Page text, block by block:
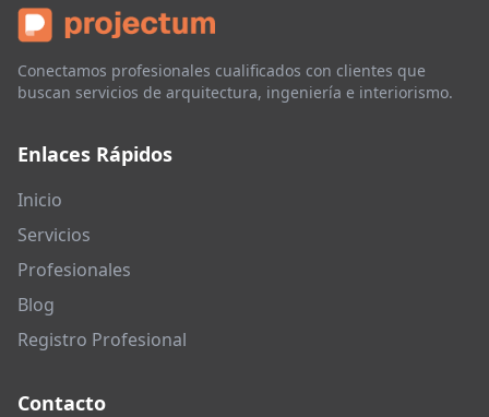
Conectamos profesionales cualificados con clientes que
buscan servicios de arquitectura, ingeniería e interiorismo.
Enlaces Rápidos
Inicio
Servicios
Profesionales
Blog
Registro Profesional
Contacto